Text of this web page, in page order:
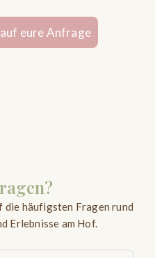
eure Anfrage
häufigsten Fragen rund
Erlebnisse am Hof.